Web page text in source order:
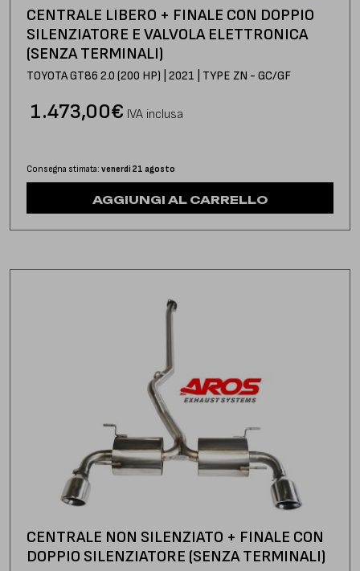
CENTRALE LIBERO + FINALE CON DOPPIO
SILENZIATORE E VALVOLA ELETTRONICA
(SENZA TERMINALI)
TOYOTA GT86 2.0 (200 HP) | 2021 | TYPE ZN - GC/GF
€
1.473,00 IVA inclusa
Consegna stimata: venerdì 21 agosto
AGGIUNGI AL CARRELLO
CENTRALE NON SILENZIATO + FINALE CON
DOPPIO SILENZIATORE (SENZA TERMINALI)